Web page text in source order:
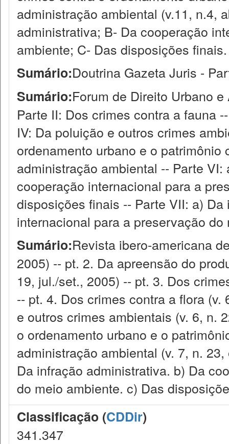
administração ambiental (v.11, n.4,
administrativa; B- Da cooperação
ambiente; C- Das disposições finais.
Sumário:Doutrina Gazeta Juris -
Sumário:Forum de Direito Urbano
Parte II: Dos crimes contra a fauna
IV: Da poluição e outros crimes
ordenamento urbano e o
administração ambiental -- Parte
cooperação internacional para a
disposições finais -- Parte VII: a)
internacional para a preservação
Sumário:Revista ibero-americana
2005) -- pt. 2. Da apreensão do
19, jul./set., 2005) -- pt. 3. Dos
-- pt. 4. Dos crimes contra a flora
e outros crimes ambientais (v. 6, n.
o ordenamento urbano e o
administração ambiental (v. 7, n.
Da infração administrativa. b) Da
do meio ambiente. c) Das
Classificação (CDDir)
341.347